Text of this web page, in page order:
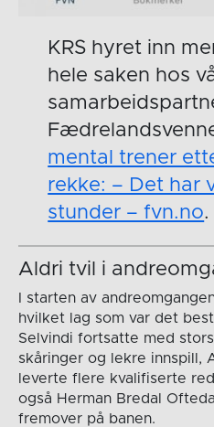
KRS hyret inn
hele saken hos
mental trener
rekke: – Det har
stun­der – fvn.no.
Aldri tvil i
I starten av
hvilket lag som var det
Selvindi fortsatte med
skåringer og lekre innspill,
leverte flere kvalifiserte
også Herman Bredal
fremover på banen.